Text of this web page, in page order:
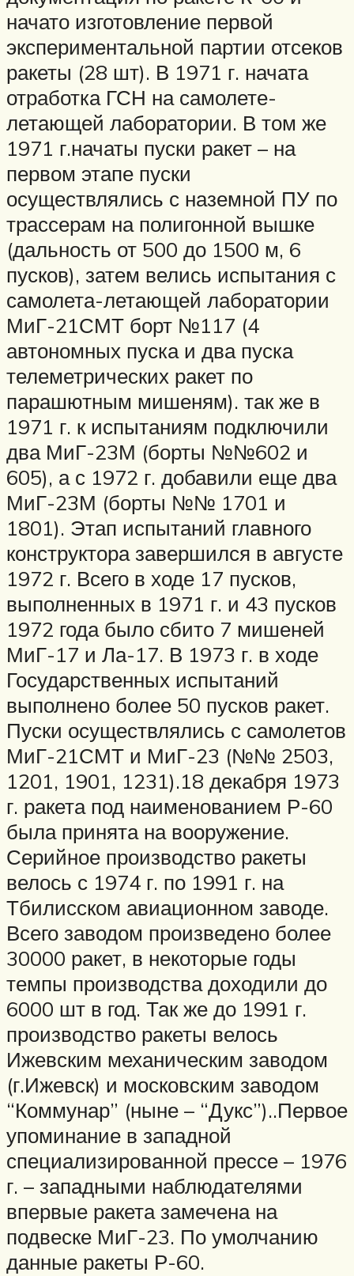
начато изготовление первой
экспериментальной партии отсеков
ракеты (28 шт). В 1971 г. начата
отработка ГСН на самолете-
летающей лаборатории. В том же
1971 г.начаты пуски ракет – на
первом этапе пуски
осуществлялись с наземной ПУ по
трассерам на полигонной вышке
(дальность от 500 до 1500 м, 6
пусков), затем велись испытания с
самолета-летающей лаборатории
МиГ-21СМТ борт №117 (4
автономных пуска и два пуска
телеметрических ракет по
парашютным мишеням). так же в
1971 г. к испытаниям подключили
два МиГ-23М (борты №№602 и
605), а с 1972 г. добавили еще два
МиГ-23М (борты №№ 1701 и
1801). Этап испытаний главного
конструктора завершился в августе
1972 г. Всего в ходе 17 пусков,
выполненных в 1971 г. и 43 пусков
1972 года было сбито 7 мишеней
МиГ-17 и Ла-17. В 1973 г. в ходе
Государственных испытаний
выполнено более 50 пусков ракет.
Пуски осуществлялись с самолетов
МиГ-21СМТ и МиГ-23 (№№ 2503,
1201, 1901, 1231).18 декабря 1973
г. ракета под наименованием Р-60
была принята на вооружение.
Серийное производство ракеты
велось с 1974 г. по 1991 г. на
Тбилисском авиационном заводе.
Всего заводом произведено более
30000 ракет, в некоторые годы
темпы производства доходили до
6000 шт в год. Так же до 1991 г.
производство ракеты велось
Ижевским механическим заводом
(г.Ижевск) и московским заводом
“Коммунар” (ныне – “Дукс”)..Первое
упоминание в западной
специализированной прессе – 1976
г. – западными наблюдателями
впервые ракета замечена на
подвеске МиГ-23. По умолчанию
данные ракеты Р-60.